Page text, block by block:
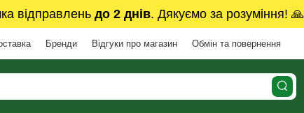
відправлень до 2 днів. Дякуємо за розуміння! 🙏
Бренди Відгуки про магазин Обмін та повернення